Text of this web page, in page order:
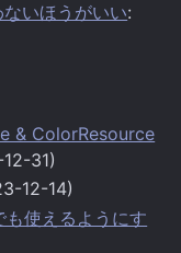
いほうがいい:
& ColorResource
31)
12-14)
使えるようにす